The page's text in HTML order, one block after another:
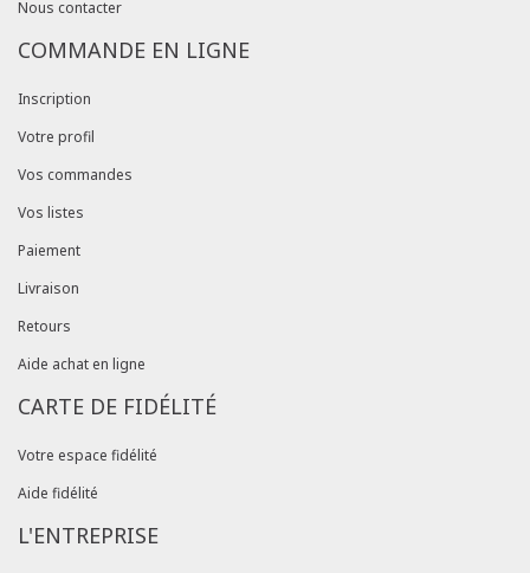
Nous contacter
COMMANDE EN LIGNE
Inscription
Votre profil
Vos commandes
Vos listes
Paiement
Livraison
Retours
Aide achat en ligne
CARTE DE FIDÉLITÉ
Votre espace fidélité
Aide fidélité
L'ENTREPRISE